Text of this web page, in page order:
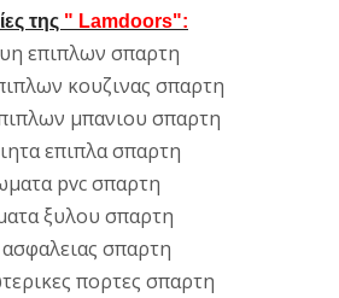
της " Lamdoors":
επιπλων σπαρτη
κουζινας σπαρτη
μπανιου σπαρτη
επιπλα σπαρτη
pvc σπαρτη
ξυλου σπαρτη
σπαρτη
πορτες σπαρτη